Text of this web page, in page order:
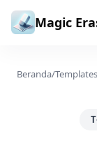
Lewati ke konten
Magic
Beranda/Templates